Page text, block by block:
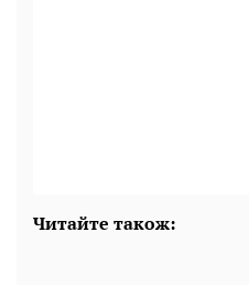
Читайте також: